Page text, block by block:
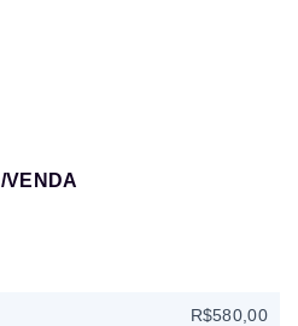
/VENDA
R$580,00